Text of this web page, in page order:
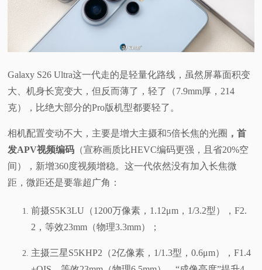
Galaxy S26 Ultra这一代走的是轻量化路线，虽然屏幕面积变
大、机身长宽变大，但反而薄了，轻了（7.9mm厚，214
克），比绝大部分的Pro版机型都要轻了。
相机配置变动不大，主要是增大主摄和5倍长焦的光圈 ，首
发APV视频编码 （宣称画质比HEVC编码更强，且省20%空
间），新增360度视频增稳。这一代依然没有加入长焦微
距，微距还是要靠超广角：
前摄S5K3LU（1200万像素，1.12μm，1/3.2型），F2.
2，等效23mm（物理3.3mm）；
主摄三星S5KHP2（2亿像素，1/1.3型，0.6μm），F1.4